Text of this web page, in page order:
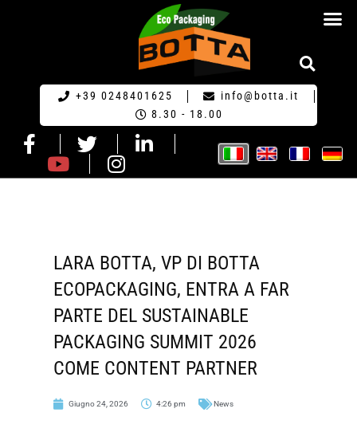
+39 0248401625
info@botta.it
8.30 - 18.00
LARA BOTTA, VP DI BOTTA
ECOPACKAGING, ENTRA A FAR
PARTE DEL SUSTAINABLE
PACKAGING SUMMIT 2026
COME CONTENT PARTNER
Giugno 24, 2026 4:26 pm News